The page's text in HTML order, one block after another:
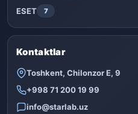
ESET 7
Kontaktlar
Toshkent, Chilonzor E, 9
+998 71 200 19 99
info@starlab.uz